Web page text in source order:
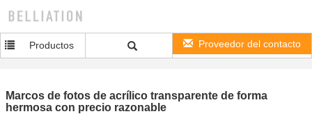
Productos Proveedor del contacto
Marcos de fotos de acrílico transparente de forma
hermosa con precio razonable